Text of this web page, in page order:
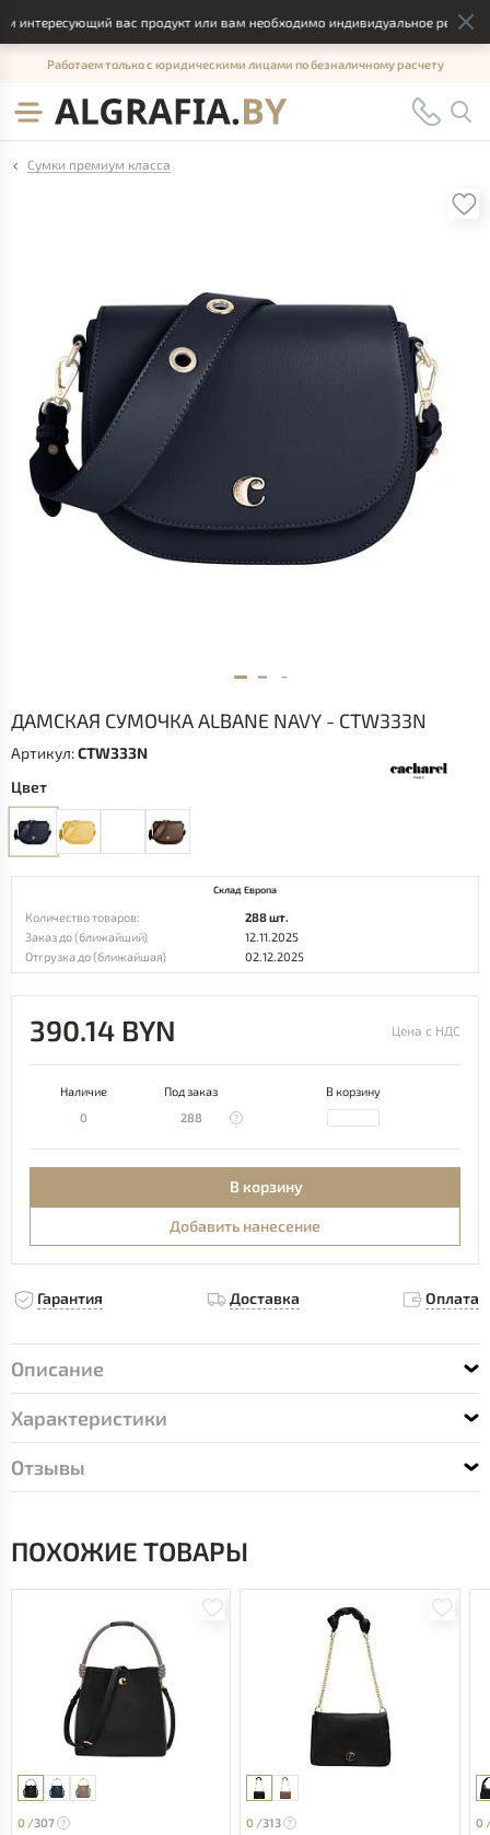
вас продукт или вам необходимо индивидуальное
Работаем только с юридическими лицами по безналичному расчету
Сумки премиум класса
ДАМСКАЯ СУМОЧКА ALBANE NAVY - CTW333N
Артикул:CTW333N
Цвет
Склад Европа
Количество товаров:
288 шт.
Заказ до (ближайший)
12.11.2025
Отгрузка до (ближайшая)
02.12.2025
390.14 BYN Цена с НДС
Наличие Под заказ
В корзину
0
288
В корзину
Добавить нанесение
Гарантия Доставка Оплата
Описание
Характеристики
Отзывы
ПОХОЖИЕ ТОВАРЫ
0 /307 0 /313 0